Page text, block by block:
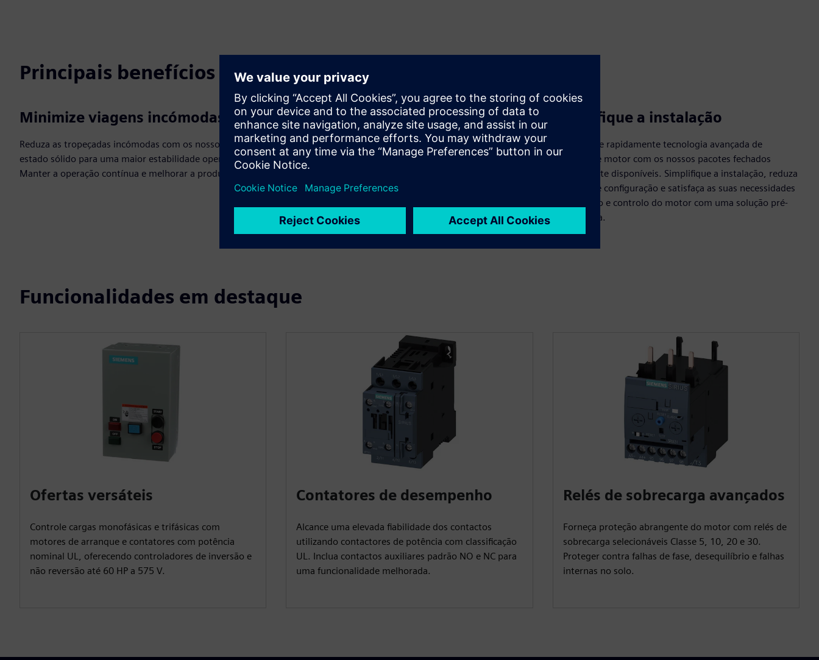
Principais benefícios
Minimize viagens incómodas
Reduza as tropeçadas incómodas com os nossos relés de
estado sólido para uma maior estabilidade operacional.
Manter a operação contínua e melhorar a produtividade.
Obtenha uma proteção robusta do
motor
Proteja o desempenho dos seus motores com os nossos
e certificados cUL. Isto permite-lhe proteger os seus
investimentos para uma produção industrial consistente.
Simplifique a instalação
Implemente rapidamente tecnologia avançada de
controlo de motor com os nossos pacotes fechados
prontamente disponíveis. Simplifique a instalação, reduza
o tempo de configuração e satisfaça as suas necessidades
de proteção e controlo do motor com uma solução pré-
configurada.
Funcionalidades em destaque
Ofertas versáteis
Controle cargas monofásicas e trifásicas com
motores de arranque e contatores com potência
nominal UL, oferecendo controladores de inversão e
não reversão até 60 HP a 575 V.
Contatores de desempenho
Alcance uma elevada fiabilidade dos contactos
utilizando contactores de potência com classificação
UL. Inclua contactos auxiliares padrão NO e NC para
uma funcionalidade melhorada.
Relés de sobrecarga avançados
Forneça proteção abrangente do motor com relés de
sobrecarga selecionáveis Classe 5, 10, 20 e 30.
Proteger contra falhas de fase, desequilíbrio e falhas
internas no solo.